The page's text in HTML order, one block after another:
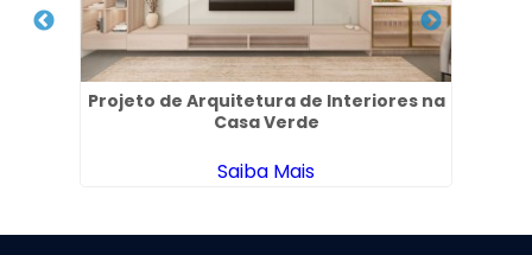
Projeto de Arquitetura de Interiores na
Casa Verde
Saiba Mais